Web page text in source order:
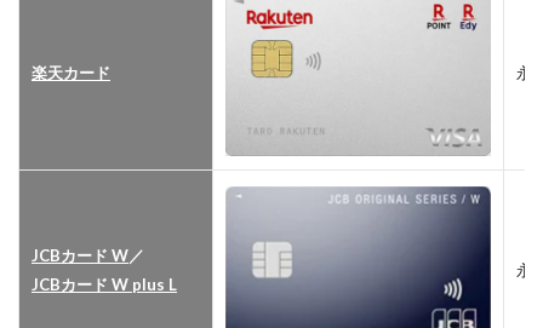
楽天カード 永
JCBカード W／
JCBカード W plus L
永